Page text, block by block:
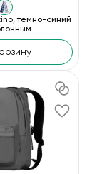
темно-синий